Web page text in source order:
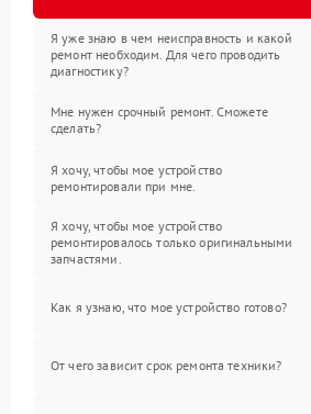
Я уже знаю в чем неисправность и какой
ремонт необходим. Для чего проводить
диагностику?
Мне нужен срочный ремонт. Сможете
сделать?
Я хочу, чтобы мое устройство
ремонтировали при мне.
Я хочу, чтобы мое устройство
ремонтировалось только оригинальными
запчастями.
Как я узнаю, что мое устройство готово?
От чего зависит срок ремонта техники?